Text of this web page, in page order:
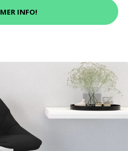
MER INFO!